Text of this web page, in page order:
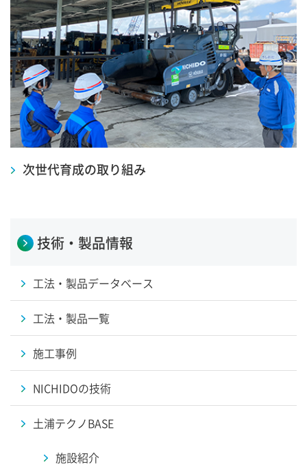
次世代育成の取り組み
技術・製品情報
工法・製品データベース
工法・製品一覧
施工事例
NICHIDOの技術
土浦テクノBASE
施設紹介